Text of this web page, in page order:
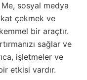
sosyal medya
çekmek ve
bir araçtır.
sağlar ve
işletmeler ve
etkisi vardır.